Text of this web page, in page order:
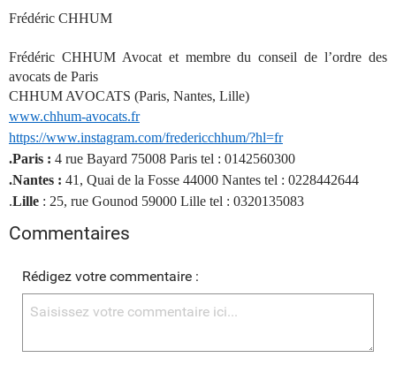
Frédéric CHHUM
Frédéric CHHUM Avocat et membre du conseil de l’ordre des
avocats de Paris
CHHUM AVOCATS (Paris, Nantes, Lille)
www.chhum-avocats.fr
https://www.instagram.com/fredericchhum/?hl=fr
.Paris : 4 rue Bayard 75008 Paris tel : 0142560300
.Nantes : 41, Quai de la Fosse 44000 Nantes tel : 0228442644
.Lille : 25, rue Gounod 59000 Lille tel : 0320135083
Commentaires
Rédigez votre commentaire :